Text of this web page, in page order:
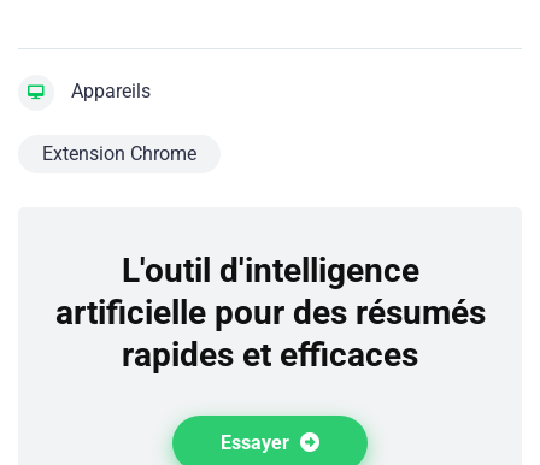
Appareils
Extension Chrome
L'outil d'intelligence
artificielle pour des résumés
rapides et efficaces
Essayer